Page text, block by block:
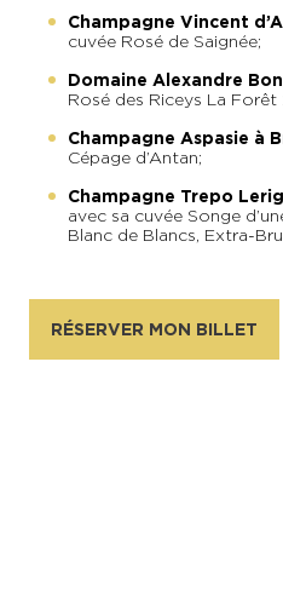
Champagne Vincent
cuvée Rosé de Saignée ;
Domaine Alexandre
Rosé des Riceys La Forêt
Champagne Aspasie à
Cépage d’Antan ;
Champagne Trepo
avec sa cuvée Songe
Blanc de Blancs, Extra-
RÉSERVER MON BILLET